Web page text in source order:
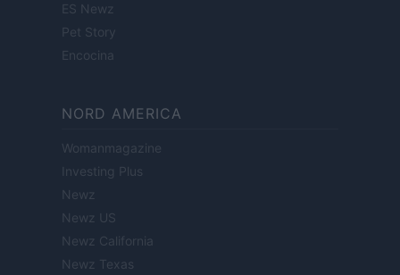
ES Newz
Pet Story
Encocina
NORD AMERICA
Womanmagazine
Investing Plus
Newz
Newz US
Newz California
Newz Texas